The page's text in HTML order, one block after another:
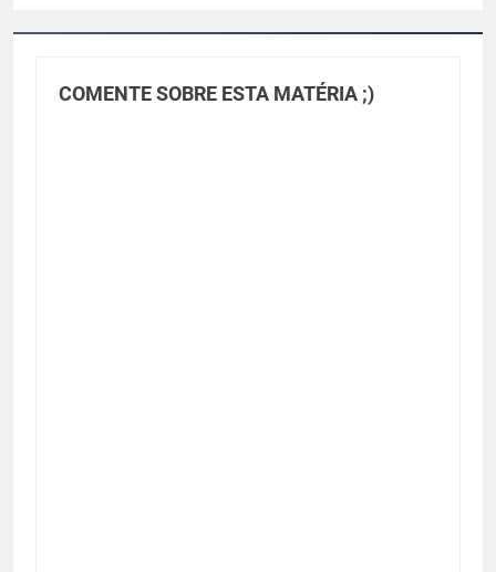
COMENTE SOBRE ESTA MATÉRIA ;)